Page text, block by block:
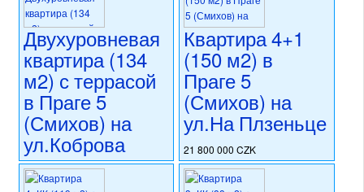
раздел: квартиры
состояние: требуется
частичная реконструкция
номер объекта:20759
регион:Прага 5
раздел: квартиры
состояние: требуется
частичная реконструкция
номер объекта:
Двухуровневая
квартира (134
м2) с террасой
в Праге 5
(Смихов) на
ул.Коброва
21 490 000 CZK
регион:Прага 5
Квартира 4+1
(150 м2) в
Праге 5
(Смихов) на
ул.На Плзеньце
21 800 000 CZK
регион:Прага 5
раздел: квартиры